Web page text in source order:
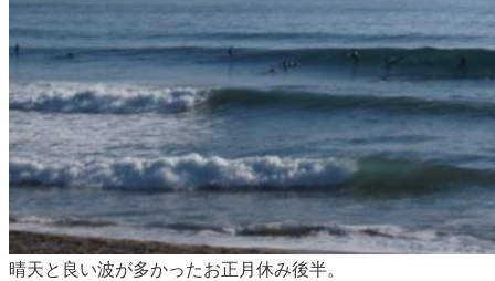
晴天と良い波が多かったお正月休み後半。